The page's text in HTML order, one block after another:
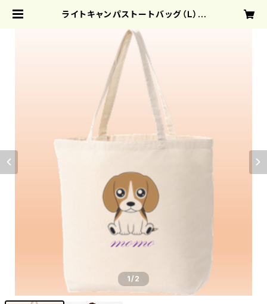
ライトキャンパストートバッグ（Ｌ） |
1/2